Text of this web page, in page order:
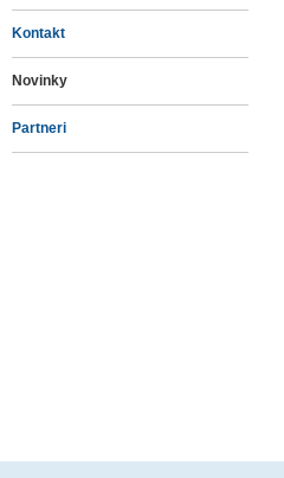
Kontakt
Novinky
Partneri